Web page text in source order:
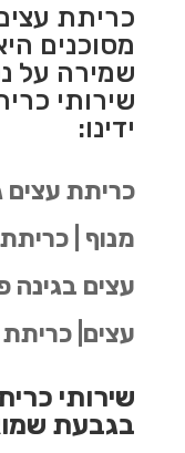
כריתת
מסוכנים
שמירה על
שירותי
ידינו:
כריתת עצים
מנוף |
עצים בגינה
עצים| כריתת
שירותי
בגבעת